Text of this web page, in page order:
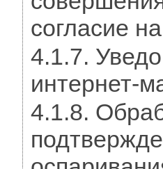
согласие
4.1.7.
интернет-
4.1.8.